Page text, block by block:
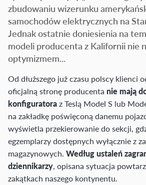
zbudowaniu wizerunku
samochodów elektrycznych na
Jednak ostatnie doniesienia na
modeli producenta z Kalifornii nie
optymizmem...
Od dłuższego już czasu polscy klienci
oficjalną stronę producenta nie mają
konfiguratoraz Teslą Model S lub
na zakładkę poświęconą danemu
wyświetla przekierowanie do sekcji,
egzemplarzy dostępnych wyłącznie z
magazynowych. Według ustaleń
dziennikarzy, opisana sytuacja
zakątkach naszego kontynentu.